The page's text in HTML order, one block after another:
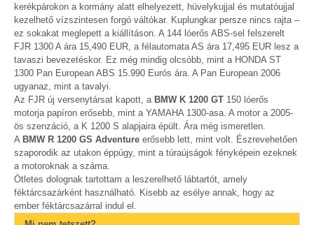
kerékpárokon a kormány alatt elhelyezett, hüvelykujjal és mutatóujjal
kezelhető vízszintesen forgó váltókar. Kuplungkar persze nincs rajta –
ez sokakat meglepett a kiállításon. A 144 lóerős ABS-sel felszerelt
FJR 1300 A ára 15,490 EUR, a félautomata AS ára 17,495 EUR lesz a
tavaszi bevezetéskor. Ez még mindig olcsóbb, mint a HONDA ST
1300 Pan European ABS 15.990 Eurós ára. A Pan European 2006
ugyanaz, mint a tavalyi.
Az FJR új versenytársat kapott, a BMW K 1200 GT 150 lóerős
motorja papíron erősebb, mint a YAMAHA 1300-asa. A motor a 2005-
ös szenzáció, a K 1200 S alapjaira épült. Ára még ismeretlen.
A BMW R 1200 GS Adventure erősebb lett, mint volt. Észrevehetően
szaporodik az utakon éppúgy, mint a túraújságok fényképein ezeknek
a motoroknak a száma.
Ötletes dolognak tartottam a leszerelhető lábtartót, amely
féktárcsazárként használható. Kisebb az esélye annak, hogy az
ember féktárcsazárral indul el.